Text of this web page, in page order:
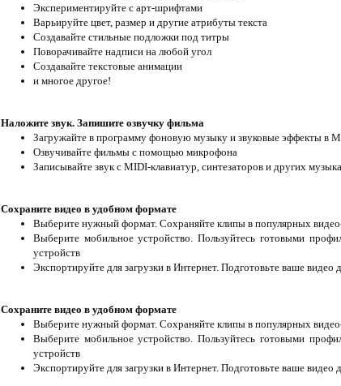
Экспериментируйте с арт-шрифтами
Варьируйте цвет, размер и другие атрибуты текста
Создавайте стильные подложки под титры
Поворачивайте надписи на любой угол
Создавайте текстовые анимации
и многое другое!
Наложите звук. Запишите озвучку фильма
Загружайте в программу фоновую музыку и звуковые эффекты в
Озвучивайте фильмы с помощью микрофона
Записывайте звук с MIDI-клавиатур, синтезаторов и других
Сохраните видео в удобном формате
Выберите нужный формат. Сохраняйте клипы в популярных
Выберите мобильное устройство. Пользуйтесь готовыми
устройств
Экспортируйте для загрузки в Интернет. Подготовьте ваше
Сохраните видео в удобном формате
Выберите нужный формат. Сохраняйте клипы в популярных
Выберите мобильное устройство. Пользуйтесь готовыми
устройств
Экспортируйте для загрузки в Интернет. Подготовьте ваше